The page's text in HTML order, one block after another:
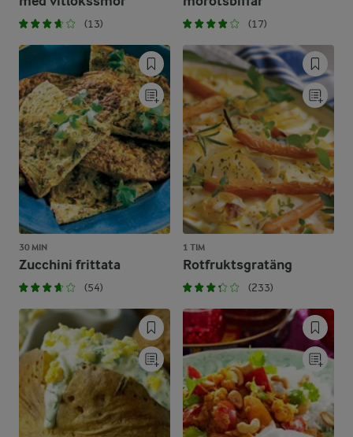
(13) (17)
30 MIN
Zucchini frittata
(54)
1 TIM
Rotfruktsgratäng
(233)